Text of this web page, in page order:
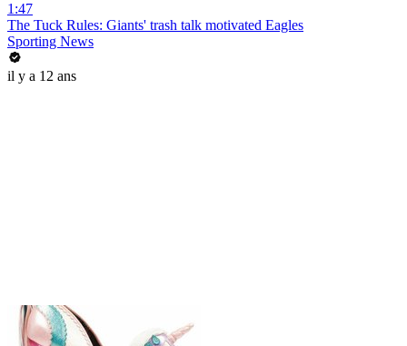
1:47
The Tuck Rules: Giants' trash talk motivated Eagles
Sporting News
il y a 12 ans